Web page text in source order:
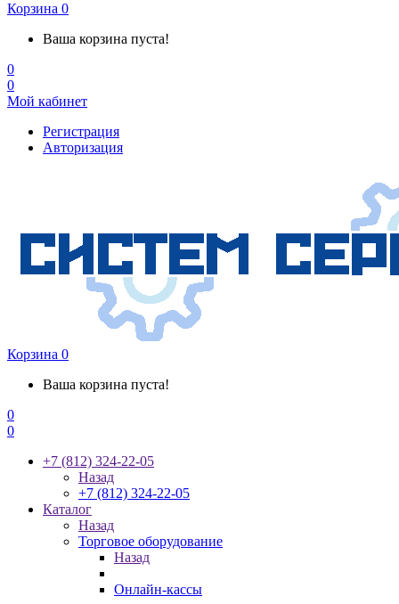
Корзина 0
Ваша корзина пуста!
0
0
Мой кабинет
Регистрация
Авторизация
Корзина 0
Ваша корзина пуста!
0
0
+7 (812) 324-22-05
Назад
+7 (812) 324-22-05
Каталог
Назад
Торговое оборудование
Назад
Онлайн-кассы